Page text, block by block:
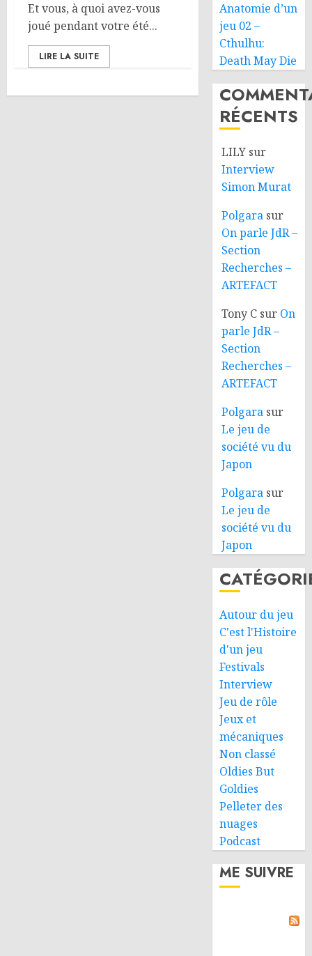
Et vous, à quoi avez-vous
joué pendant votre été...
LIRE LA SUITE
Anatomie d’un
jeu 02 –
Cthulhu:
Death May Die
RÉCENTS
LILY sur
Interview
Simon Murat
Polgara sur
On parle JdR –
Section
Recherches –
ARTEFACT
Tony C sur On
parle JdR –
Section
Recherches –
ARTEFACT
Polgara sur
Le jeu de
société vu du
Japon
Polgara sur
Le jeu de
société vu du
Japon
Autour du jeu
C'est l'Histoire
d'un jeu
Festivals
Interview
Jeu de rôle
Jeux et
mécaniques
Non classé
Oldies But
Goldies
Pelleter des
nuages
Podcast
ME SUIVRE